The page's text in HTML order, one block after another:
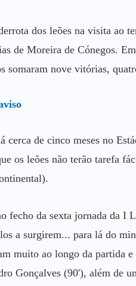
dos leões na visita ao
de Moreira de Cónegos.
somaram nove vitórias,
cerca de cinco meses no
os leões não terão tarefa
fecho da sexta jornada da I
a surgirem... para lá do
muito ao longo da partida
Gonçalves (90'), além de